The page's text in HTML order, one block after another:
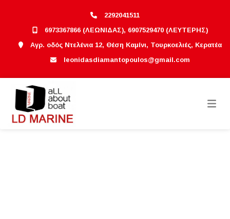
2292041511
6973367866 (ΛΕΩΝΙΔΑΣ), 6907529470 (ΛΕΥΤΕΡΗΣ)
Αγρ. οδός Ντελένια 12, Θέση Καμίνι, Τουρκοελιές, Κερατέα
leonidasdiamantopoulos@gmail.com